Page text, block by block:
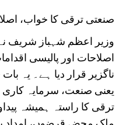
صنعتی ترقی کا خواب،
وزیر اعظم شہباز شریف
اصلاحات اور پالیسی
ناگزیر قرار دیا ہے۔
یعنی صنعت، سرمایہ کاری
ترقی کا راستہ ہمیشہ